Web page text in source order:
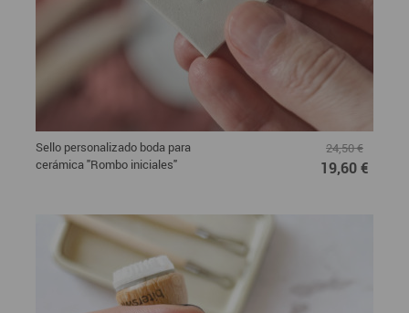
Sello personalizado boda para
cerámica "Rombo iniciales"
24,50 €
19,60 €